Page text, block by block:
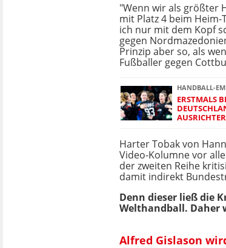
"Wenn wir als größter
mit Platz 4 beim
ich nur mit dem Kopf
gegen
Prinzip aber so, als
Fußballer gegen
HANDBALL-EM
ERSTMALS
Harter Tobak von
Video-Kolumne vor
der zweiten Reihe
damit indirekt
Denn dieser ließ die
Welthandball. Daher
Alfred Gislason